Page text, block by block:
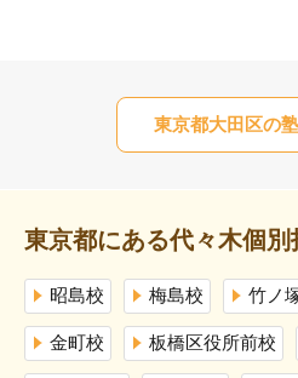
東京都大田区の
東京都にある代々木個
昭島校 梅島校 竹ノ
金町校 板橋区役所前校